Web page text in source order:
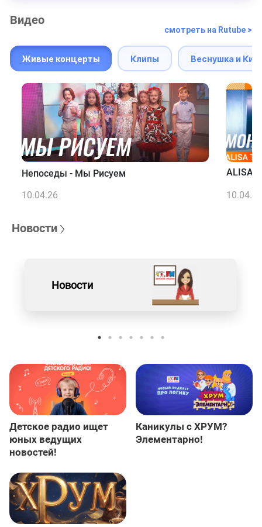
Видео
смотреть на Rutube >
Живые концерты Клипы Веснушка и
Непоседы - Мы Рисуем
10.04.26
ALISA
10.04.26
Новости
Новости
Детское радио ищет
юных ведущих
новостей!
Каникулы с ХРУМ?
Элементарно!